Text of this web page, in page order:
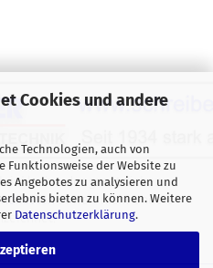
Cookies und andere
Technologien, auch von
der Website zu
Angebotes zu analysieren und
bieten zu können. Weitere
Datenschutzerklärung.
inklusive der gesetzlichen
soweit nicht anders